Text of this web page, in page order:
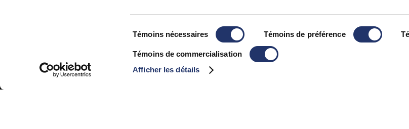
du
consentement
Témoins nécessaires Témoins de préférence
Témoins de commercialisation
Afficher les détails
© 2026 Gestion de Patrimoine Assante CI. Tous les Droits sont Réservés.
Sécurité| Avis de confidentialité Avis juridiques et de non-responsabilité
Divulgation de meilleure exécution à l’intention du client
Méfiez-vous des sites Web non affiliés ou frauduleux se faisant passer pour Gestion de